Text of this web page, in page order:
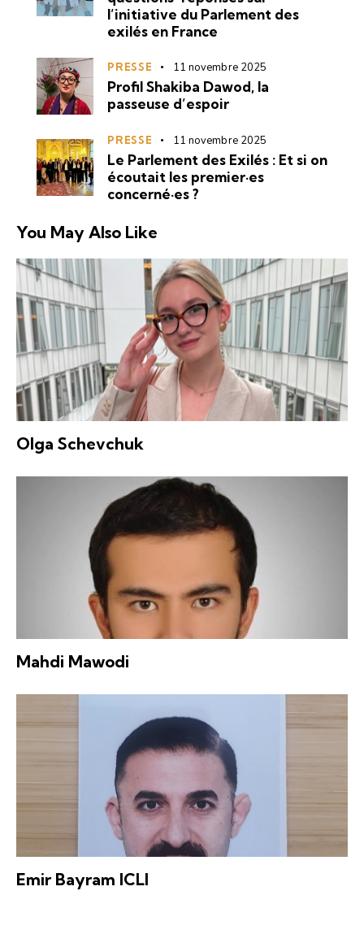
l’initiative du Parlement des
exilés en France
PRESSE 11 novembre 2025
Profil Shakiba Dawod, la
passeuse d’espoir
PRESSE 11 novembre 2025
Le Parlement des Exilés : Et si on
écoutait les premier·es
concerné·es ?
You May Also Like
Olga Schevchuk
Mahdi Mawodi
Emir Bayram ICLI